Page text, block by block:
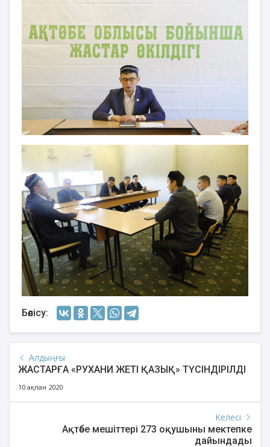
Бөлісу:
Алдыңғы
ЖАСТАРҒА «РУХАНИ ЖЕТІ ҚАЗЫҚ» ТҮСІНДІРІЛДІ
10 ақпан 2020
Келесі
Ақтөбе мешіттері 273 оқушыны мектепке
дайындады